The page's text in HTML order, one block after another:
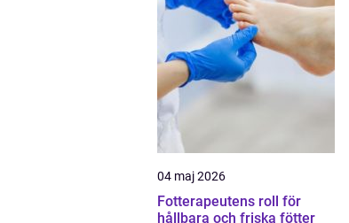
04 maj 2026
Fotterapeutens roll för
hållbara och friska fötter